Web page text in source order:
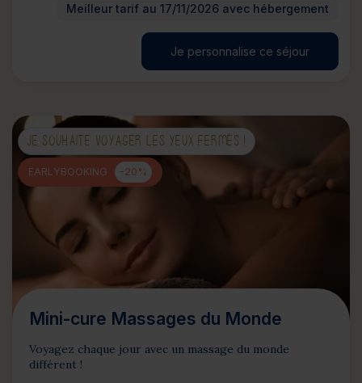
Meilleur tarif au 17/11/2026 avec hébergement
Je personnalise ce séjour
JE SOUHAITE VOYAGER LES YEUX FERMÉS !
EARLYBOOKING -20%
Mini-cure Massages du Monde
Voyagez chaque jour avec un massage du monde
différent !